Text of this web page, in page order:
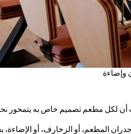
وإضاءة
مطعم تصميم خاص به يتمحور نحو
المطعم، أو الزخارف، أو